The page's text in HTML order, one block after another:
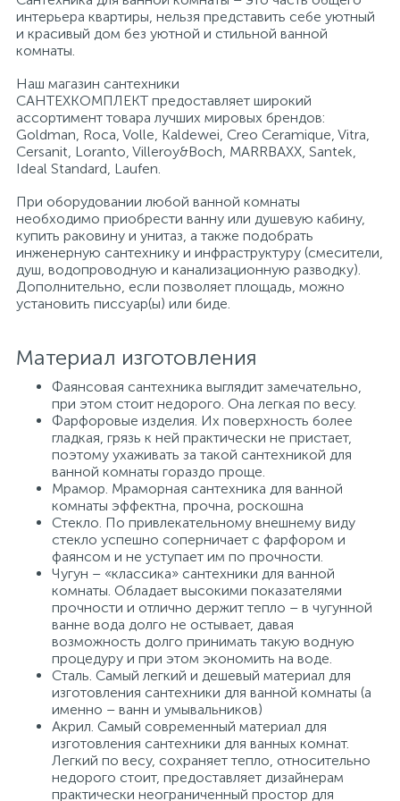
интерьера квартиры, нельзя представить себе уютный
и красивый дом без уютной и стильной ванной
комнаты.
Наш магазин сантехники
САНТЕХКОМПЛЕКТ предоставляет широкий
ассортимент товара лучших мировых брендов:
Goldman, Roca, Volle, Kaldewei, Creo Ceramique, Vitra,
Cersanit, Loranto, Villeroy&Boch, MARRBAXX, Santek,
Ideal Standard, Laufen.
При оборудовании любой ванной комнаты
необходимо приобрести ванну или душевую кабину,
купить раковину и унитаз, а также подобрать
инженерную сантехнику и инфраструктуру (смесители,
душ, водопроводную и канализационную разводку).
Дополнительно, если позволяет площадь, можно
установить писсуар(ы) или биде.
Материал изготовления
Фаянсовая сантехника выглядит замечательно,
при этом стоит недорого. Она легкая по весу.
Фарфоровые изделия. Их поверхность более
гладкая, грязь к ней практически не пристает,
поэтому ухаживать за такой сантехникой для
ванной комнаты гораздо проще.
Мрамор. Мраморная сантехника для ванной
комнаты эффектна, прочна, роскошна
Стекло. По привлекательному внешнему виду
стекло успешно соперничает с фарфором и
фаянсом и не уступает им по прочности.
Чугун – «классика» сантехники для ванной
комнаты. Обладает высокими показателями
прочности и отлично держит тепло – в чугунной
ванне вода долго не остывает, давая
возможность долго принимать такую водную
процедуру и при этом экономить на воде.
Сталь. Самый легкий и дешевый материал для
изготовления сантехники для ванной комнаты (а
именно – ванн и умывальников)
Акрил. Самый современный материал для
изготовления сантехники для ванных комнат.
Легкий по весу, сохраняет тепло, относительно
недорого стоит, предоставляет дизайнерам
практически неограниченный простор для
Полотенцесушители
Душевые трапы
Сифоны и выпуски
Аксессуары для ванной
Системы контроля протечки воды